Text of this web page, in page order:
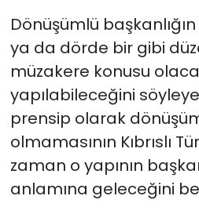
Dönüşümlü
ya da dörde bir gibi
müzakere konusu
yapılabileceğini
prensip olarak
olmamasının Kıbrıslı
zaman o yapının
anlamına geleceğini